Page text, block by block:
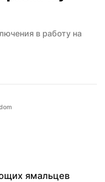
в работу на
ямальцев